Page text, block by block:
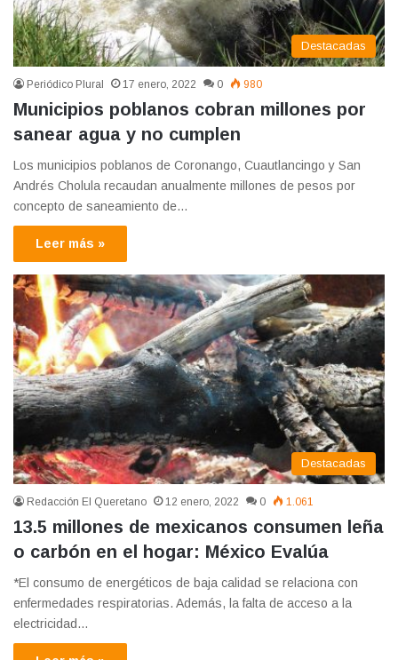
Destacadas
Periódico Plural 17 enero, 2022 0 980
Municipios poblanos cobran millones por
sanear agua y no cumplen
Los municipios poblanos de Coronango, Cuautlancingo y San
Andrés Cholula recaudan anualmente millones de pesos por
concepto de saneamiento de…
Leer más »
Destacadas
Redacción El Queretano 12 enero, 2022 0 1.061
13.5 millones de mexicanos consumen leña
o carbón en el hogar: México Evalúa
*El consumo de energéticos de baja calidad se relaciona con
enfermedades respiratorias. Además, la falta de acceso a la
electricidad…